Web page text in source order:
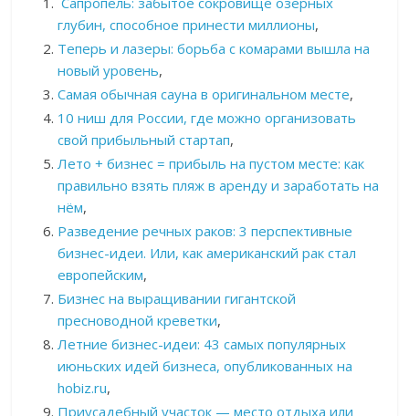
глубин, способное принести миллионы,
Теперь и лазеры: борьба с комарами вышла на
новый уровень,
Самая обычная сауна в оригинальном месте,
10 ниш для России, где можно организовать
свой прибыльный стартап,
Лето + бизнес = прибыль на пустом месте: как
правильно взять пляж в аренду и заработать на
нём,
Разведение речных раков: 3 перспективные
бизнес-идеи. Или, как американский рак стал
европейским,
Бизнес на выращивании гигантской
пресноводной креветки,
Летние бизнес-идеи: 43 самых популярных
июньских идей бизнеса, опубликованных на
hobiz.ru,
Приусадебный участок — место отдыха или